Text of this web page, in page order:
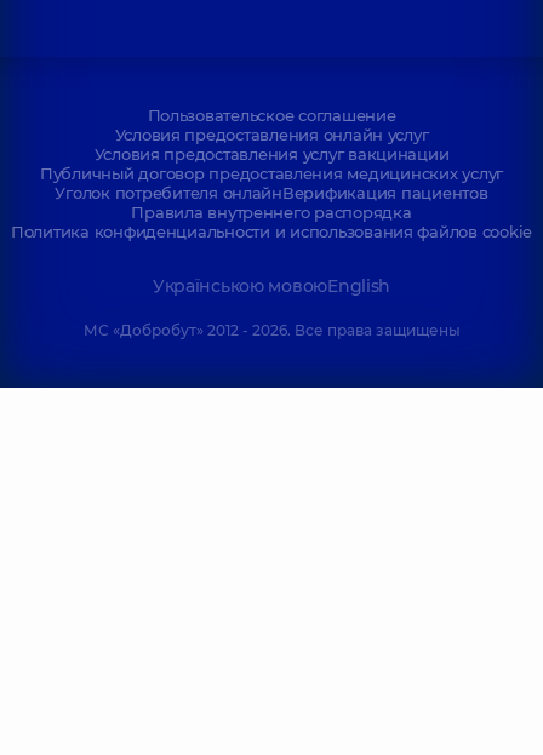
Пользовательское соглашение
Условия предоставления онлайн услуг
Условия предоставления услуг вакцинации
Публичный договор предоставления медицинских услуг
Уголок потребителя онлайнВерификация пациентов
Правила внутреннего распорядка
Политика конфиденциальности и использования файлов cookie
Українською мовоюEnglish
МС «Добробут» 2012 - 2026. Все права защищены